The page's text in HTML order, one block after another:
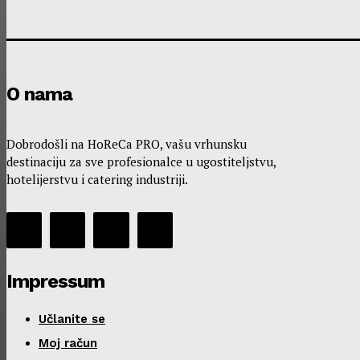
O nama
Dobrodošli na HoReCa PRO, vašu vrhunsku
destinaciju za sve profesionalce u ugostiteljstvu,
hotelijerstvu i catering industriji.
Impressum
Učlanite se
Moj račun